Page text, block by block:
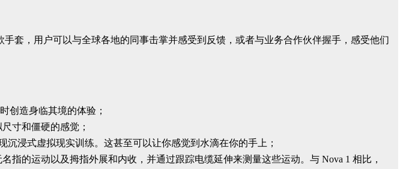
套，用户可以与全球各地的同事击掌并感受到反馈，或者与业务合作伙伴握手，感受他们
创造身临其境的体验；
寸和僵硬的感觉；
浸式虚拟现实训练。这甚至可以让你感觉到水滴在你的手上；
的运动以及拇指外展和内收，并通过跟踪电缆延伸来测量这些运动。与 Nova 1 相比，